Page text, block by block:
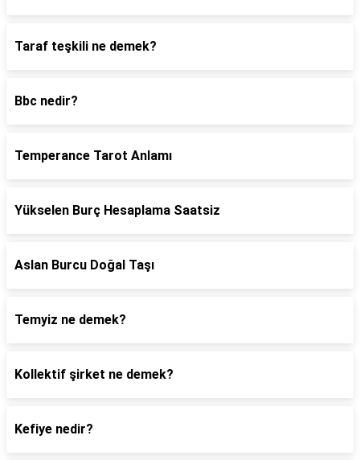
Taraf teşkili ne demek?
Bbc nedir?
Temperance Tarot Anlamı
Yükselen Burç Hesaplama Saatsiz
Aslan Burcu Doğal Taşı
Temyiz ne demek?
Kollektif şirket ne demek?
Kefiye nedir?